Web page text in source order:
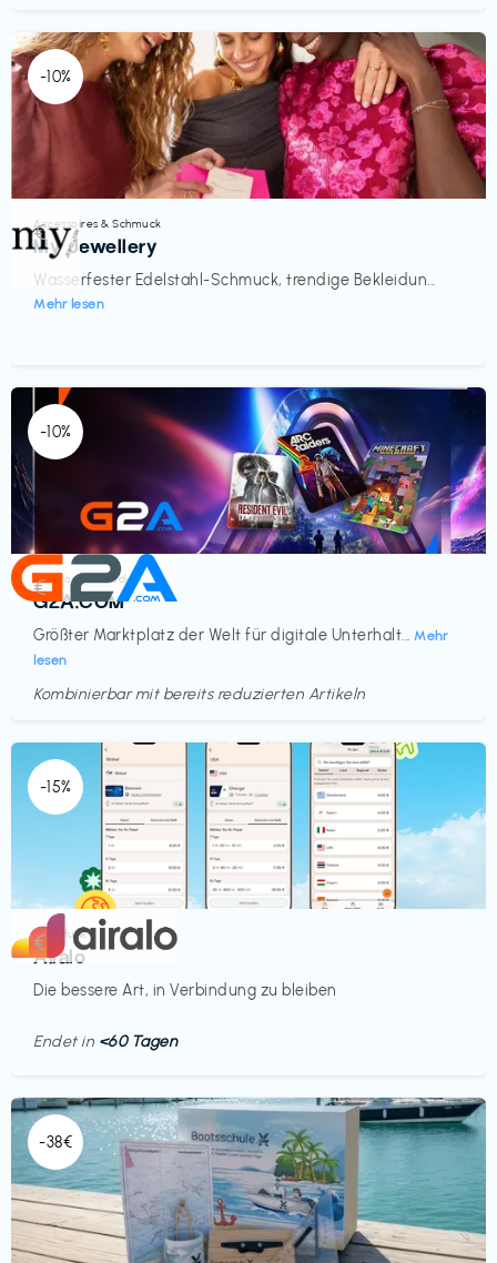
-10%
Accessoires & Schmuck
My Jewellery
Wasserfester Edelstahl-Schmuck, trendige Bekleidun...
Mehr lesen
€‎
-10%
Elektronik & Medien
G2A.COM
Größter Marktplatz der Welt für digitale Unterhalt... Mehr
lesen
€‎
Kombinierbar mit bereits reduzierten Artikeln
-15%
Mobilfunk
Airalo
Die bessere Art, in Verbindung zu bleiben
€‎
Endet in <60 Tagen
-38€